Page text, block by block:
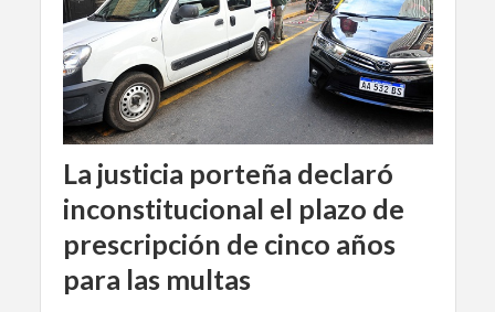
La justicia porteña declaró
inconstitucional el plazo de
prescripción de cinco años
para las multas